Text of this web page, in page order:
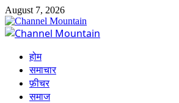
Skip
to
content
August 7, 2026
Primary
होम
समाचार
फ़ीचर
समाज